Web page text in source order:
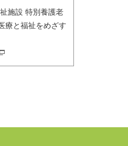
施設 特別養護老
療と福祉をめざす